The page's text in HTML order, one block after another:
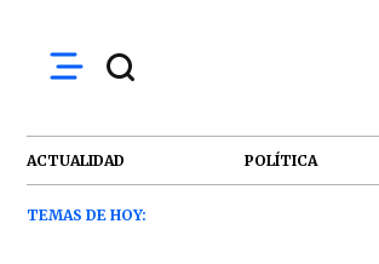
ACTUALIDAD POLÍTICA
TEMAS DE HOY: